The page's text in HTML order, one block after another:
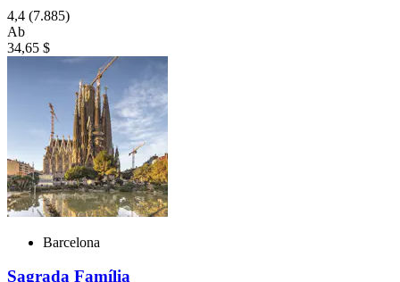
4,4 (7.885)
Ab
34,65 $
Barcelona
Sagrada Família